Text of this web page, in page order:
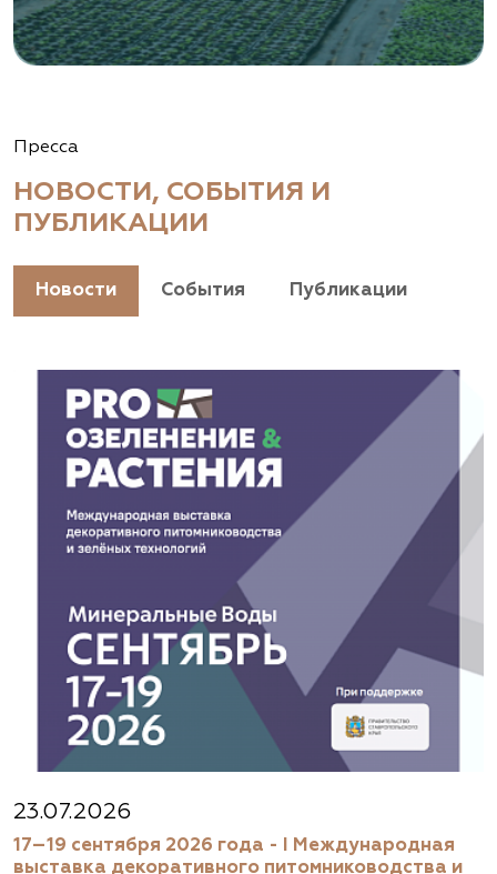
Пресса
НОВОСТИ, СОБЫТИЯ И
ПУБЛИКАЦИИ
Новости События Публикации
23.07.2026
17–19 сентября 2026 года - I Международная
выставка декоративного питомниководства и